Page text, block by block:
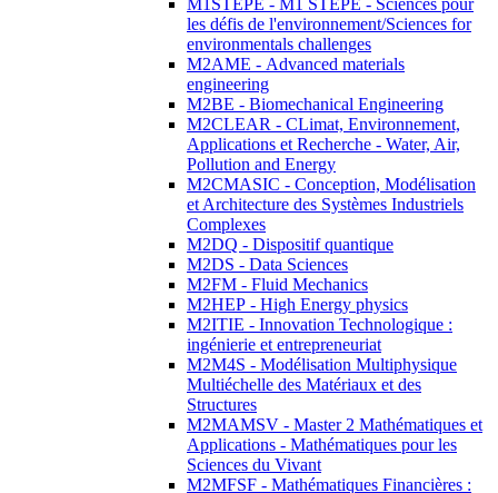
M1STEPE - M1 STEPE - Sciences pour
les défis de l'environnement/Sciences for
environmentals challenges
M2AME - Advanced materials
engineering
M2BE - Biomechanical Engineering
M2CLEAR - CLimat, Environnement,
Applications et Recherche - Water, Air,
Pollution and Energy
M2CMASIC - Conception, Modélisation
et Architecture des Systèmes Industriels
Complexes
M2DQ - Dispositif quantique
M2DS - Data Sciences
M2FM - Fluid Mechanics
M2HEP - High Energy physics
M2ITIE - Innovation Technologique :
ingénierie et entrepreneuriat
M2M4S - Modélisation Multiphysique
Multiéchelle des Matériaux et des
Structures
M2MAMSV - Master 2 Mathématiques et
Applications - Mathématiques pour les
Sciences du Vivant
M2MFSF - Mathématiques Financières :